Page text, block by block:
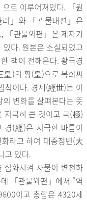
로 이루어져있다. 「원
」와 「관물내편」은
「관물외편」은 제자가
다. 원본은 소실되었고
책이 전해온다. 황극경
皇)의 황(皇)으로 복희씨
칙이다. 경세(經世)는 이
변화를 살펴본다는 뜻
지극히 큰 것이고 극(極)
경(經)은 지극한 바름이
라고 하여 대중정변(大
고 있다.
심화시켜 사물이 변천하
「관물외편」에서 “역
이고 총합은 4320세